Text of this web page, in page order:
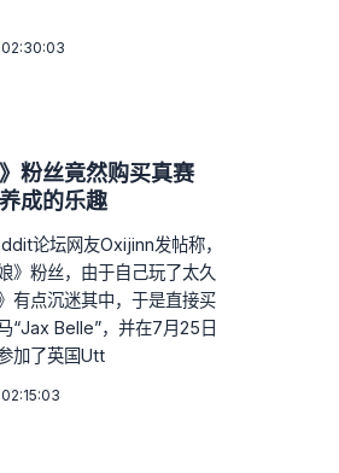
》粉丝竟然购买真赛
成的乐趣
论坛网友Oxijinn发帖称，
》粉丝，由于自己玩了太久
有点沉迷其中，于是直接买
“Jax Belle”，并在7月25日
加了英国Utt